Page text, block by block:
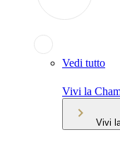
Vedi tutto
Vivi la
Vivi